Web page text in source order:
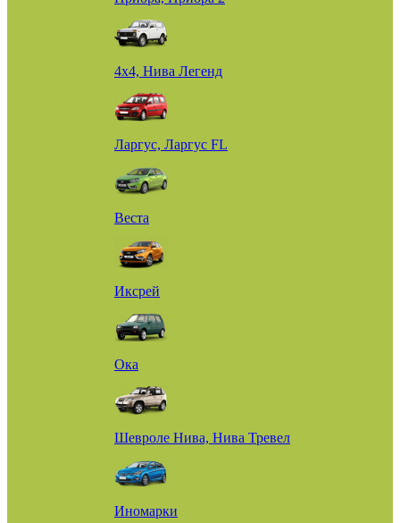
4х4, Нива Легенд
Ларгус, Ларгус FL
Веста
Иксрей
Ока
Шевроле Нива, Нива Тревел
Иномарки